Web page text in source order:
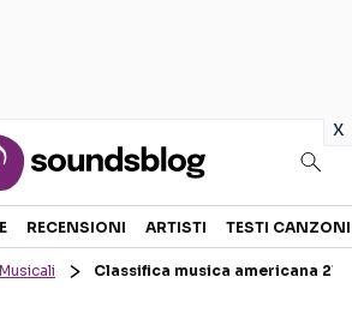
x
RECENSIONI ARTISTI TESTI CANZONI
Classifica musica americana 21